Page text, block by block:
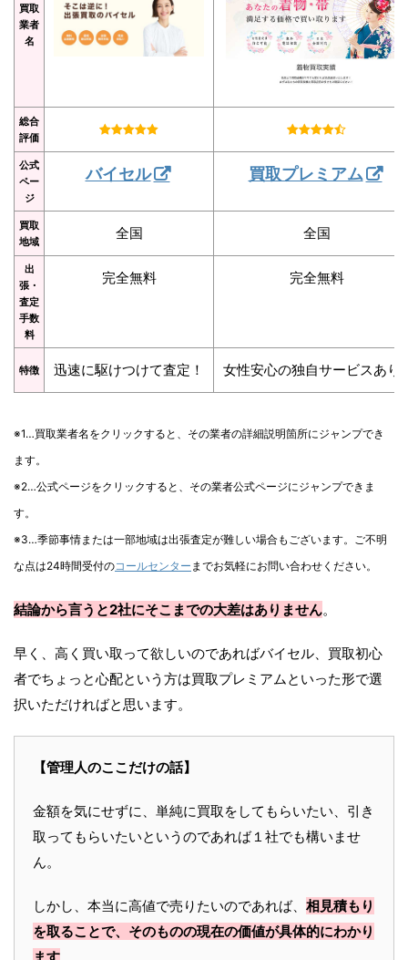
買取
業者
名
総合
評価
公式
ペー
ジ
バイセル 買取プレミアム
買取
地域
全国 全国
出
張・
査定
手数
料
完全無料 完全無料
特徴 迅速に駆けつけて査定！ 女性安心の独自サービスあり
※1…買取業者名をクリックすると、その業者の詳細説明箇所にジャンプでき
ます。
※2…公式ページをクリックすると、その業者公式ページにジャンプできま
す。
※3…季節事情または一部地域は出張査定が難しい場合もございます。ご不明
な点は24時間受付のコールセンター までお気軽にお問い合わせください。
結論から言うと2社にそこまでの大差はありません。
早く、高く買い取って欲しいのであればバイセル、買取初心
者でちょっと心配という方は買取プレミアムといった形で選
択いただければと思います。
【管理人のここだけの話】
金額を気にせずに、単純に買取をしてもらいたい、引き
取ってもらいたいというのであれば１社でも構いませ
ん。
しかし、本当に高値で売りたいのであれば、 相見積もり
を取ることで、そのものの現在の価値が具体的にわかり